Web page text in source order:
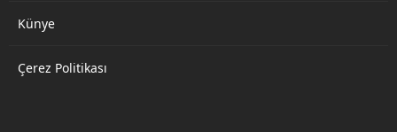
Künye
Çerez Politikası